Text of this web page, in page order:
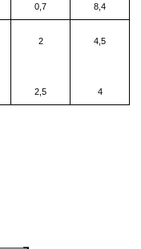
0,7 8,4
2 4,5
2,5 4